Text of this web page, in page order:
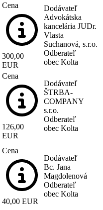
Cena
300,00
EUR
Dodávateľ
Advokátska
kancelária JUDr.
Vlasta
Suchanová, s.r.o.
Odberateľ
obec Kolta
Cena
126,00
EUR
Dodávateľ
ŠTRBA-
COMPANY
s.r.o.
Odberateľ
obec Kolta
Cena
40,00 EUR
Dodávateľ
Bc. Jana
Magdolenová
Odberateľ
obec Kolta